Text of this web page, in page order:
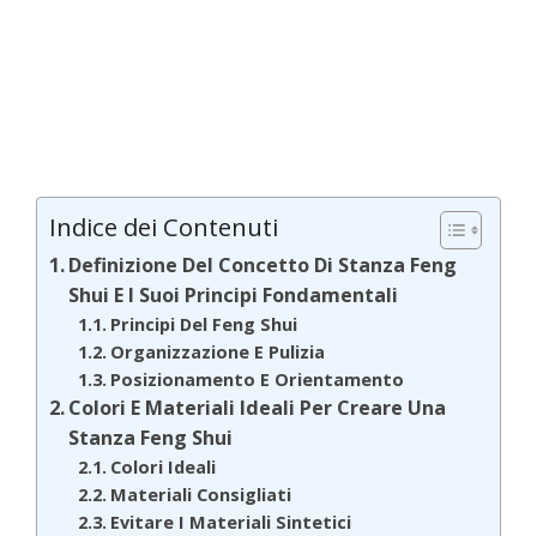
Indice dei Contenuti
Definizione Del Concetto Di Stanza Feng
Shui E I Suoi Principi Fondamentali
Principi Del Feng Shui
Organizzazione E Pulizia
Posizionamento E Orientamento
Colori E Materiali Ideali Per Creare Una
Stanza Feng Shui
Colori Ideali
Materiali Consigliati
Evitare I Materiali Sintetici